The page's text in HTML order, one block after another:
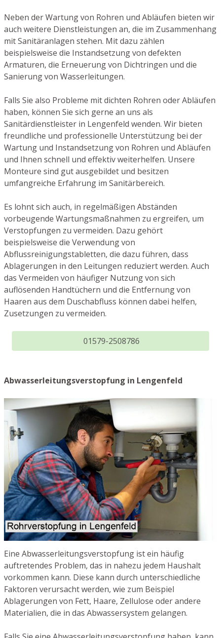
Neben der Wartung von Rohren und Abläufen bieten wir
auch weitere Dienstleistungen an, die im Zusammenhang
mit Sanitäranlagen stehen. Mit dazu zählen
beispielsweise die Instandsetzung von defekten
Armaturen, die Erneuerung von Dichtringen und die
Sanierung von Wasserleitungen.
Falls Sie also Probleme mit dichten Rohren oder Abläufen
haben, können Sie sich gerne an uns als
Sanitärdienstleister in Lengenfeld wenden. Wir bieten
freundliche und professionelle Unterstützung bei der
Wartung und Instandsetzung von Rohren und Abläufen
und Ihnen schnell und effektiv weiterhelfen. Unsere
Monteure sind gut ausgebildet und besitzen
umfangreiche Erfahrung im Sanitärbereich.
Es lohnt sich auch, in regelmäßigen Abständen
vorbeugende Wartungsmaßnahmen zu ergreifen, um
Verstopfungen zu vermeiden. Dazu gehört
beispielsweise die Verwendung von
Abflussreinigungstabletten, die dazu führen, dass
Ablagerungen in den Leitungen reduziert werden. Auch
das Vermeiden von häufiger Nutzung von sich
auflösenden Handtüchern und die Entfernung von
Haaren aus dem Duschabfluss können dabei helfen,
Zusetzungen zu vermeiden.
01579-2508786
Abwasserleitungsverstopfung in Lengenfeld
Eine Abwasserleitungsverstopfung ist ein häufig
auftretendes Problem, das in nahezu jedem Haushalt
vorkommen kann. Diese kann durch unterschiedliche
Faktoren verursacht werden, wie zum Beispiel
Ablagerungen von Fett, Haare, Zellulose oder andere
Materialien, die in das Abwassersystem gelangen.